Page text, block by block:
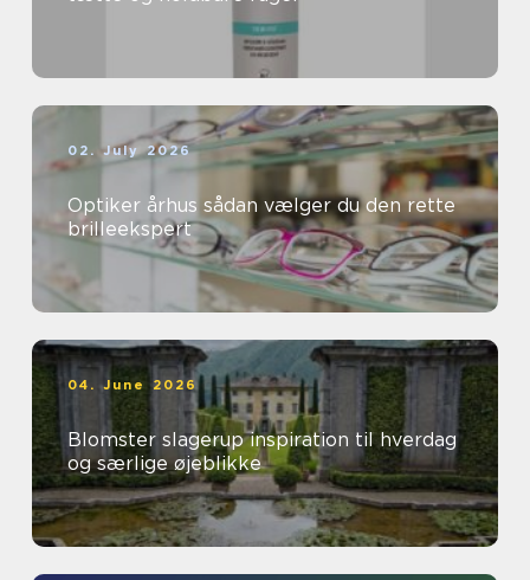
02. July 2026
Optiker århus sådan vælger du den rette
brilleekspert
04. June 2026
Blomster slagerup inspiration til hverdag
og særlige øjeblikke